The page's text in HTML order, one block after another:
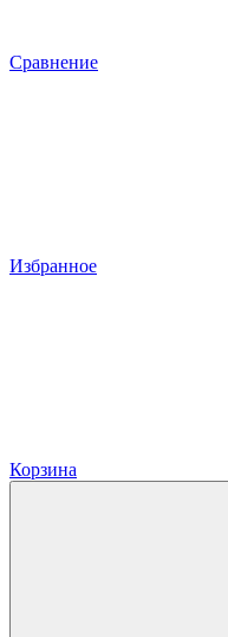
Сравнение
Избранное
Корзина